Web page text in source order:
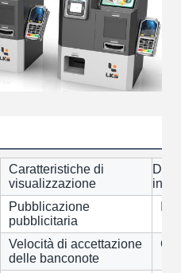
Caratteristiche di
visualizzazione
Pubblicazione
pubblicitaria
Velocità di accettazione
delle banconote